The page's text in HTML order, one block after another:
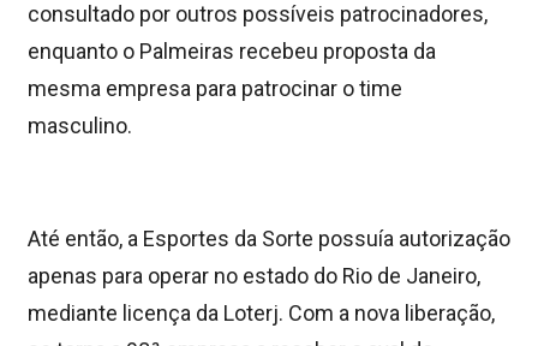
consultado por outros possíveis patrocinadores,
enquanto o Palmeiras recebeu proposta da
mesma empresa para patrocinar o time
masculino.
Até então, a Esportes da Sorte possuía autorização
apenas para operar no estado do Rio de Janeiro,
mediante licença da Loterj. Com a nova liberação,